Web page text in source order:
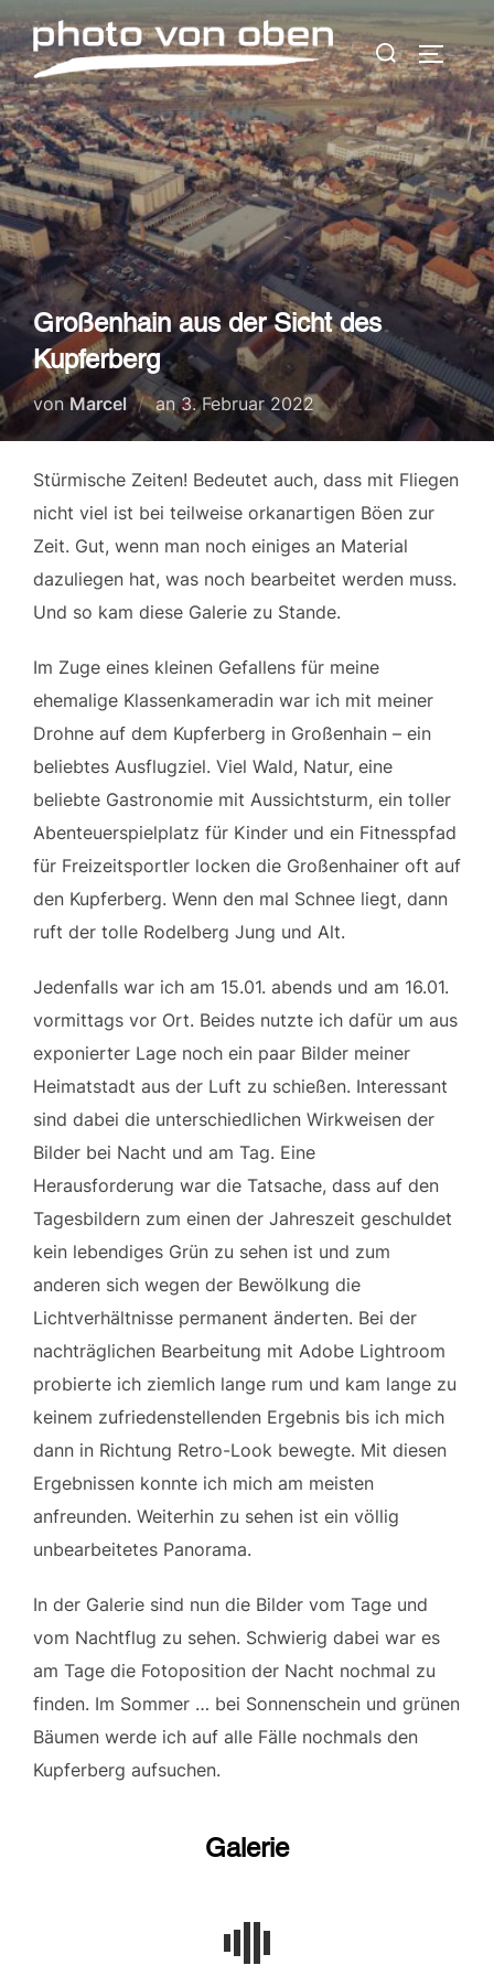
Inhalt
springen
Suchen
nach:
Großenhain aus der Sicht des
Kupferberg
von Marcel anVeröffentlicht
am
3. Februar 2022
Stürmische Zeiten! Bedeutet auch, dass mit Fliegen
nicht viel ist bei teilweise orkanartigen Böen zur
Zeit. Gut, wenn man noch einiges an Material
dazuliegen hat, was noch bearbeitet werden muss.
Und so kam diese Galerie zu Stande.
Im Zuge eines kleinen Gefallens für meine
ehemalige Klassenkameradin war ich mit meiner
Drohne auf dem Kupferberg in Großenhain – ein
beliebtes Ausflugziel. Viel Wald, Natur, eine
beliebte Gastronomie mit Aussichtsturm, ein toller
Abenteuerspielplatz für Kinder und ein Fitnesspfad
für Freizeitsportler locken die Großenhainer oft auf
den Kupferberg. Wenn den mal Schnee liegt, dann
ruft der tolle Rodelberg Jung und Alt.
Jedenfalls war ich am 15.01. abends und am 16.01.
vormittags vor Ort. Beides nutzte ich dafür um aus
exponierter Lage noch ein paar Bilder meiner
Heimatstadt aus der Luft zu schießen. Interessant
sind dabei die unterschiedlichen Wirkweisen der
Bilder bei Nacht und am Tag. Eine
Herausforderung war die Tatsache, dass auf den
Tagesbildern zum einen der Jahreszeit geschuldet
kein lebendiges Grün zu sehen ist und zum
anderen sich wegen der Bewölkung die
Lichtverhältnisse permanent änderten. Bei der
nachträglichen Bearbeitung mit Adobe Lightroom
probierte ich ziemlich lange rum und kam lange zu
keinem zufriedenstellenden Ergebnis bis ich mich
dann in Richtung Retro-Look bewegte. Mit diesen
Ergebnissen konnte ich mich am meisten
anfreunden. Weiterhin zu sehen ist ein völlig
unbearbeitetes Panorama.
In der Galerie sind nun die Bilder vom Tage und
vom Nachtflug zu sehen. Schwierig dabei war es
am Tage die Fotoposition der Nacht nochmal zu
finden. Im Sommer … bei Sonnenschein und grünen
Bäumen werde ich auf alle Fälle nochmals den
Kupferberg aufsuchen.
Galerie